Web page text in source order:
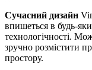
Сучасний дизайн
впишеться в будь-
технологічності.
зручно розмістити
простору.